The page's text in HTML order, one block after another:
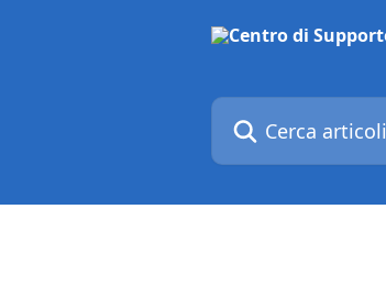
Cerca articoli…